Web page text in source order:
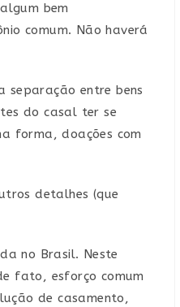
bem
comum. Não haverá
separação entre bens
do casal ter se
forma, doações com
detalhes (que
no Brasil. Neste
fato, esforço comum
de casamento,